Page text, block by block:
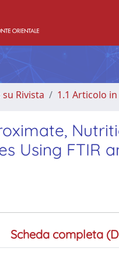
Rivista 1.1 Articolo
Using FTIR
Scheda completa